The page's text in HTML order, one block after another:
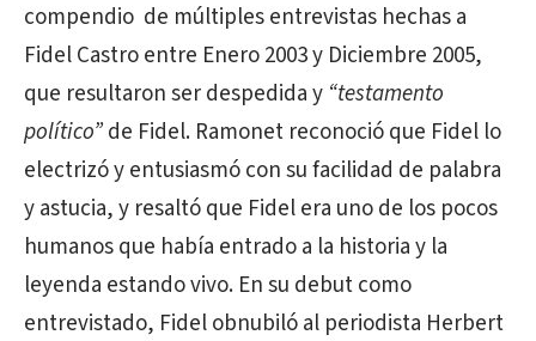
compendio de múltiples entrevistas hechas a
Fidel Castro entre Enero 2003 y Diciembre 2005,
que resultaron ser despedida y “testamento
político”de Fidel. Ramonet reconoció que Fidel lo
electrizó y entusiasmó con su facilidad de palabra
y astucia, y resaltó que Fidel era uno de los pocos
humanos que había entrado a la historia y la
leyenda estando vivo. En su debut como
entrevistado, Fidel obnubiló al periodista Herbert